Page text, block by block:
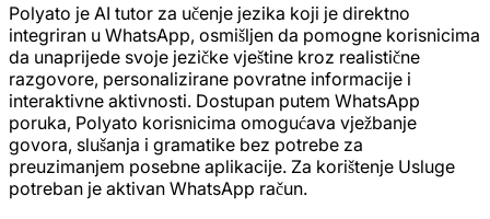
Polyato je AI tutor za učenje jezika koji je direktno
integriran u WhatsApp, osmišljen da pomogne korisnicima
da unaprijede svoje jezičke vještine kroz realistične
razgovore, personalizirane povratne informacije i
interaktivne aktivnosti. Dostupan putem WhatsApp
poruka, Polyato korisnicima omogućava vježbanje
govora, slušanja i gramatike bez potrebe za
preuzimanjem posebne aplikacije. Za korištenje Usluge
potreban je aktivan WhatsApp račun.